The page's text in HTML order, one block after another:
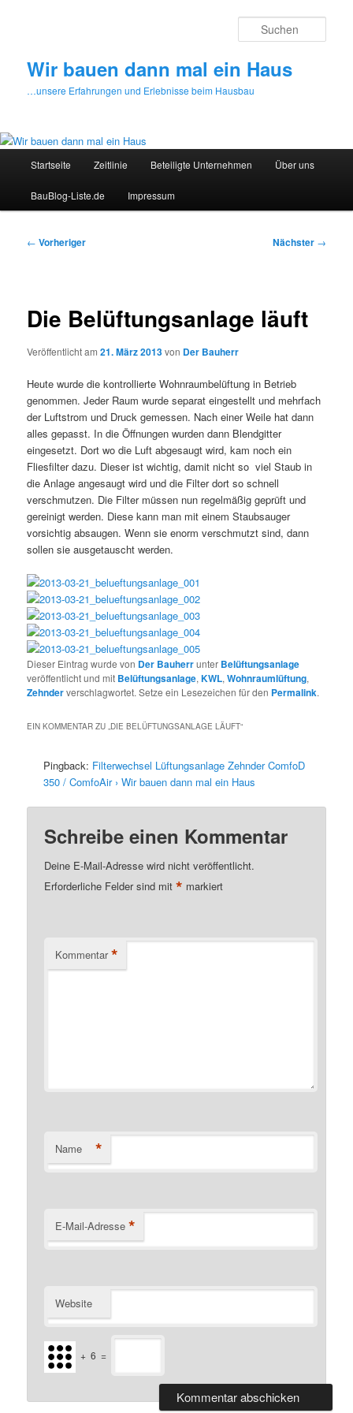
Wir bauen dann mal ein Haus
…unsere Erfahrungen und Erlebnisse beim Hausbau
Startseite Zeitlinie Beteiligte Unternehmen Über uns
BauBlog-Liste.de Impressum
Beitragsnavigation
← Vorheriger Nächster →
Die Belüftungsanlage läuft
Veröffentlicht am21. März 2013von Der Bauherr
Heute wurde die kontrollierte Wohnraumbelüftung in Betrieb
genommen. Jeder Raum wurde separat eingestellt und mehrfach
der Luftstrom und Druck gemessen. Nach einer Weile hat dann
alles gepasst. In die Öffnungen wurden dann Blendgitter
eingesetzt. Dort wo die Luft abgesaugt wird, kam noch ein
Fliesfilter dazu. Dieser ist wichtig, damit nicht so viel Staub in
die Anlage angesaugt wird und die Filter dort so schnell
verschmutzen. Die Filter müssen nun regelmäßig geprüft und
gereinigt werden. Diese kann man mit einem Staubsauger
vorsichtig absaugen. Wenn sie enorm verschmutzt sind, dann
sollen sie ausgetauscht werden.
Dieser Eintrag wurde von Der Bauherrunter Belüftungsanlage
veröffentlicht und mit Belüftungsanlage,KWL,Wohnraumlüftung,
Zehnderverschlagwortet. Setze ein Lesezeichen für den Permalink.
EIN KOMMENTAR ZU „DIE BELÜFTUNGSANLAGE LÄUFT“
Pingback: Filterwechsel Lüftungsanlage Zehnder ComfoD
350 / ComfoAir › Wir bauen dann mal ein Haus
Schreibe einen Kommentar
Deine E-Mail-Adresse wird nicht veröffentlicht.
Erforderliche Felder sind mit* markiert
Kommentar *
Name *
E-Mail-Adresse *
Website
+ 6 =